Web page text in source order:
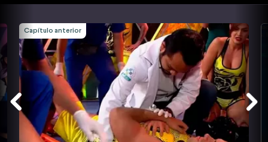
Capítulo anterior